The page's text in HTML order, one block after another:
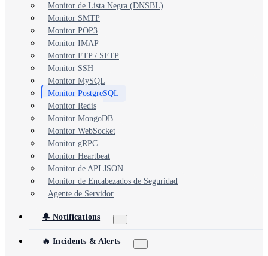
Monitor de Lista Negra (DNSBL)
Monitor SMTP
Monitor POP3
Monitor IMAP
Monitor FTP / SFTP
Monitor SSH
Monitor MySQL
Monitor PostgreSQL
Monitor Redis
Monitor MongoDB
Monitor WebSocket
Monitor gRPC
Monitor Heartbeat
Monitor de API JSON
Monitor de Encabezados de Seguridad
Agente de Servidor
🔔 Notifications
🔥 Incidents & Alerts